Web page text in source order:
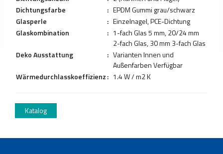
Türen
und
Fenster
Produktionsfabrik
Produktionsfabrik
Produktionfabrik
REFERENZEN
Dichtungsfarbe
: EPDM Gummi grau/schwarz
Glasperle
: Einzelnagel, PCE-Dichtung
Glaskombination
: 1-fach Glas 5 mm, 20/24 mm
2-fach Glas, 30 mm 3-fach Glas
Deko Ausstattung
: Varianten Innen und
Außenfarben Verfügbar
Wärmedurchlasskoeffizienz: 1.4 W / m2 K
Katalog